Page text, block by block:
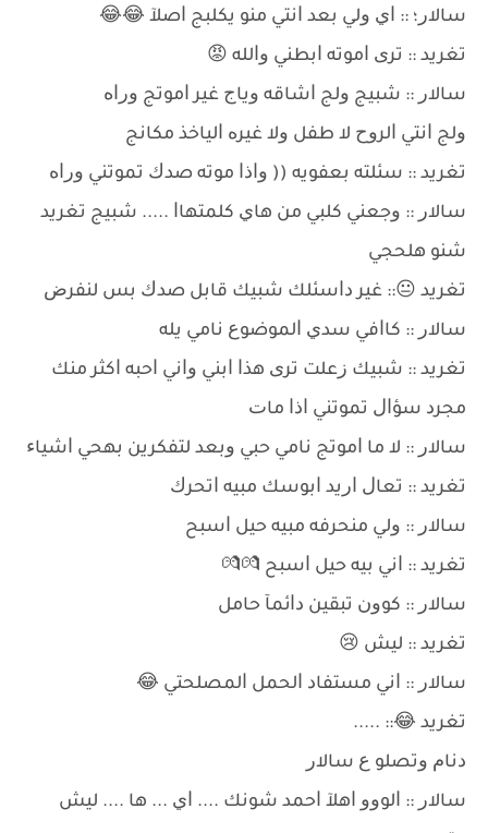
ﺳﺎﻻﺭ؛ :: ﺍﻱ ﻭﻟﻲ ﺑﻌﺪ ﺍﻧﺘﻲ ﻣﻨﻮ ﻳﻜﻠﺒﺞ ﺍﺻﻶ 😂😂
ﺗﻐﺮﻳﺪ :: ﺗﺮﻯ ﺍﻣﻮﺗﻪ ﺍﺑﻄﻨﻲ ﻭﺍﻟﻠﻪ 😡
ﺳﺎﻻﺭ :: ﺷﺒﻴﺞ ﻭﻟﺞ ﺍﺷﺎﻗﻪ ﻭﻳﺎﺝ ﻏﻴﺮ ﺍﻣﻮﺗﺞ ﻭﺭﺍﻩ
ﻭﻟﺞ ﺍﻧﺘﻲ ﺍﻟﺮﻭﺡ ﻻ ﻃﻔﻞ ﻭﻻ ﻏﻴﺮﻩ ﺍﻟﻴﺎﺧﺬ ﻣﻜﺎﻧﺞ
ﺗﻐﺮﻳﺪ :: ﺳﺌﻠﺘﻪ ﺑﻌﻔﻮﻳﻪ (( ﻭﺍﺫﺍ ﻣﻮﺗﻪ ﺻﺪﻙ ﺗﻤﻮﺗﻨﻲ ﻭﺭﺍﻩ
ﺳﺎﻻﺭ :: ﻭﺟﻌﻨﻲ ﻛﻠﺒﻲ ﻣﻦ ﻫﺎﻱ ﻛﻠﻤﺘﻬﺎﺍ ..... ﺷﺒﻴﺞ ﺗﻐﺮﻳﺪ
ﺷﻨﻮ ﻫﻠﺤﺠﻲ
ﺗﻐﺮﻳﺪ 😐:: ﻏﻴﺮ ﺩﺍﺳﺌﻠﻚ ﺷﺒﻴﻚ ﻗﺎﺑﻞ ﺻﺪﻙ ﺑﺲ ﻟﻨﻔﺮﺽ
ﺳﺎﻻﺭ :: ﻛﺎﺍﻓﻲ ﺳﺪﻱ ﺍﻟﻤﻮﺿﻮﻉ ﻧﺎﻣﻲ ﻳﻠﻪ
ﺗﻐﺮﻳﺪ :: ﺷﺒﻴﻚ ﺯﻋﻠﺖ ﺗﺮﻯ ﻫﺬﺍ ﺍﺑﻨﻲ ﻭﺍﻧﻲ ﺍﺣﺒﻪ ﺍﻛﺜﺮ ﻣﻨﻚ
ﻣﺠﺮﺩ ﺳﺆﺍﻝ ﺗﻤﻮﺗﻨﻲ ﺍﺫﺍ ﻣﺎﺕ
ﺳﺎﻻﺭ :: ﻻ ﻣﺎ ﺍﻣﻮﺗﺞ ﻧﺎﻣﻲ ﺣﺒﻲ ﻭﺑﻌﺪ ﻟﺘﻔﻜﺮﻳﻦ ﺑﻬﺤﻲ ﺍﺷﻴﺎﺀ
ﺗﻐﺮﻳﺪ :: ﺗﻌﺎﻝ ﺍﺭﻳﺪ ﺍﺑﻮﺳﻚ ﻣﺒﻴﻪ ﺍﺗﺤﺮﻙ
ﺳﺎﻻﺭ :: ﻭﻟﻲ ﻣﻨﺤﺮﻓﻪ ﻣﺒﻴﻪ ﺣﻴﻞ ﺍﺳﺒﺢ
ﺗﻐﺮﻳﺪ :: ﺍﻧﻲ ﺑﻴﻪ ﺣﻴﻞ ﺍﺳﺒﺢ 💏💏
ﺳﺎﻻﺭ :: ﻛﻮﻭﻥ ﺗﺒﻘﻴﻦ ﺩﺍﺋﻤﺂ ﺣﺎﻣﻞ
ﺗﻐﺮﻳﺪ :: ﻟﻴﺶ 😢
ﺳﺎﻻﺭ :: ﺍﻧﻲ ﻣﺴﺘﻔﺎﺩ ﺍﻟﺤﻤﻞ ﺍﻟﻤﺼﻠﺤﺘﻲ 😂
ﺗﻐﺮﻳﺪ 😂:: .....
ﺩﻧﺎﻡ ﻭﺗﺼﻠﻮ ﻉ ﺳﺎﻻﺭ
ﺳﺎﻻﺭ :: ﺍﻟﻮﻭﻭ ﺍﻫﻶ ﺍﺣﻤﺪ ﺷﻮﻧﻚ .... ﺍﻱ ... ﻫﺎ .... ﻟﻴﺶ